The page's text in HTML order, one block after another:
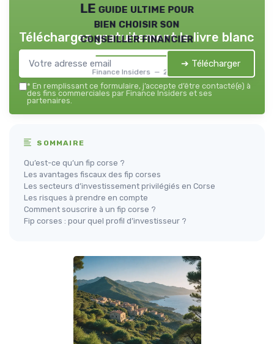
LE guide ultime pour
bien choisir son
conseiller financier
Finance Insiders — 2026
Téléchargez gratuitement le livre blanc
➔ Télécharger
* En remplissant ce formulaire, j’accepte d’être contacté(e) à
des fins commerciales par Finance Insiders et ses
partenaires.
SOMMAIRE
Qu’est-ce qu’un fip corse ?
Les avantages fiscaux des fip corses
Les secteurs d’investissement privilégiés en Corse
Les risques à prendre en compte
Comment souscrire à un fip corse ?
Fip corses : pour quel profil d’investisseur ?